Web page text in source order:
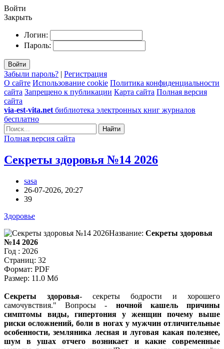
Войти
Закрыть
Логин:
Пароль:
Войти
Забыли пароль? | Регистрация
О сайте Использование cookie Политика конфиденциальности
сайта Запрещено к публикации Карта сайта Полная версия
сайта
via-est-vita.net библиотека электронных книг журналов
бесплатно
Найти
Полная версия сайта
Секреты здоровья №14 2026
sasa
26-07-2026, 20:27
39
Здоровье
Название: Секреты здоровья
№14 2026
Год : 2026
Страниц: 32
Формат: PDF
Размер: 11.0 Мб
Секреты здоровья- секреты бодрости и хорошего
самочувствия.
Вопросы - ночной кашель причины
симптомы виды, гипертония у женщин почему выше
риски осложнений, боли в ногах у мужчин отличительные
особенности, земляника лесная и луговая какая полезнее,
шум в ушах отчего возникает и какие современные